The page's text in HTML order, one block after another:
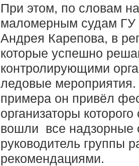
При этом, по словам
маломерным судам ГУ
Андрея Карепова, в
которые успешно
контролирующими
ледовые мероприятия.
примера он привёл
организаторы
вошли все надзорные
руководитель группы
рекомендациями.